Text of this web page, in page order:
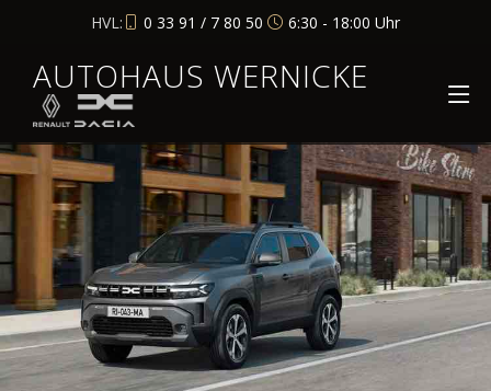
HVL: 0 33 91 / 7 80 50 6:30 - 18:00 Uhr
AUTOHAUS WERNICKE